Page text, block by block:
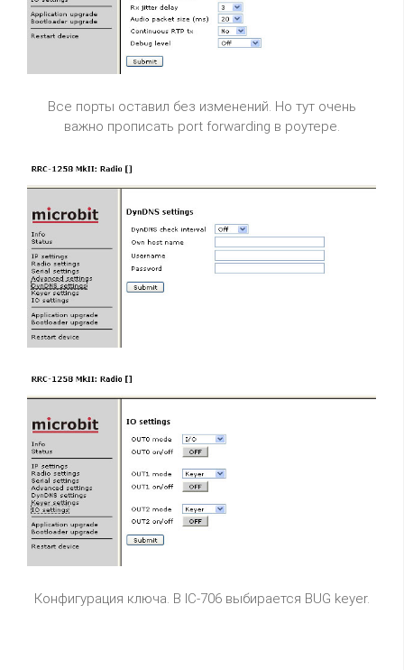
Все порты оставил без изменений. Но тут очень
важно прописать port forwarding в роутере.
Конфигурация ключа. В IC-706 выбирается BUG keyer.